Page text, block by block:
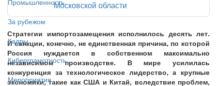
Промышленность
За рубежом
Кадры
Киберграмотность
Мероприятия
Московской области
Стратегии импортозамещения исполнилось десять лет.
И санкции, конечно, не единственная причина, по которой
Россия нуждается в собственном максимально
независимом производстве. В мире усилилась
конкуренция за технологическое лидерство, а крупные
экономики, такие как США и Китай, вследствие проблем,